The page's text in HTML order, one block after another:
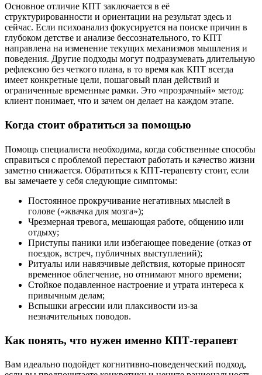
Основное отличие КПТ заключается в её
структурированности и ориентации на результат здесь и
сейчас. Если психоанализ фокусируется на поиске причин в
глубоком детстве и анализе бессознательного, то КПТ
направлена на изменение текущих механизмов мышления и
поведения. Другие подходы могут подразумевать длительную
рефлексию без четкого плана, в то время как КПТ всегда
имеет конкретные цели, пошаговый план действий и
ограниченные временные рамки. Это «прозрачный» метод:
клиент понимает, что и зачем он делает на каждом этапе.
Когда стоит обратиться за помощью
Помощь специалиста необходима, когда собственные способы
справиться с проблемой перестают работать и качество жизни
заметно снижается. Обратиться к КПТ-терапевту стоит, если
вы замечаете у себя следующие симптомы:
Постоянное прокручивание негативных мыслей в
голове («жвачка для мозга»);
Чрезмерная тревога, мешающая работе, общению или
отдыху;
Приступы паники или избегающее поведение (отказ от
поездок, встреч, публичных выступлений);
Ритуалы или навязчивые действия, которые приносят
временное облегчение, но отнимают много времени;
Стойкое подавленное настроение и утрата интереса к
привычным делам;
Вспышки агрессии или плаксивости из-за
незначительных поводов.
Как понять, что нужен именно КПТ-терапевт
Вам идеально подойдет когнитивно-поведенческий подход,